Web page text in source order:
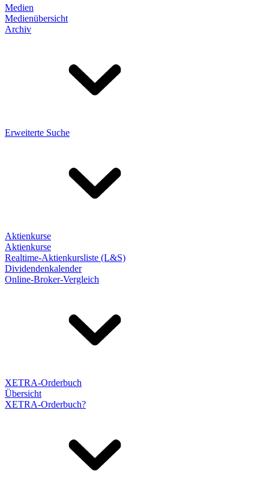
Medien
Medienübersicht
Archiv
Erweiterte Suche
Aktienkurse
Aktienkurse
Realtime-Aktienkursliste (L&S)
Dividendenkalender
Online-Broker-Vergleich
XETRA-Orderbuch
Übersicht
XETRA-Orderbuch?